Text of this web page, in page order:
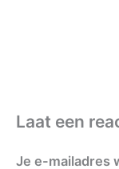
Laat een
Je e-mailadres